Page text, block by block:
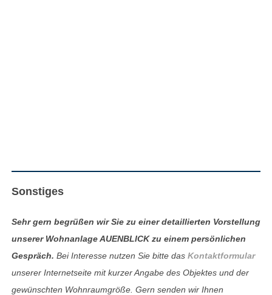
Sonstiges
Sehr gern begrüßen wir Sie zu einer detaillierten Vorstellung
unserer Wohnanlage AUENBLICK zu einem persönlichen
Gespräch. Bei Interesse nutzen Sie bitte das Kontaktformular
unserer Internetseite mit kurzer Angabe des Objektes und der
gewünschten Wohnraumgröße. Gern senden wir Ihnen